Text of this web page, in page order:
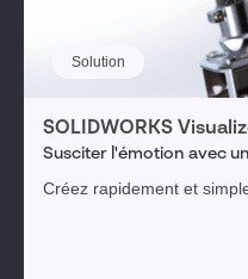
Solution
SOLIDWORKS
Susciter l'émotion avec
Créez rapidement et